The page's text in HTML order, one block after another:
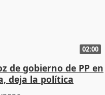
02:00
de gobierno de PP en
deja la política